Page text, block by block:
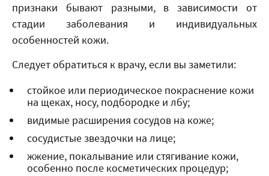
признаки бывают разными, в зависимости от
стадии заболевания и индивидуальных
особенностей кожи.
Следует обратиться к врачу, если вы заметили:
стойкое или периодическое покраснение кожи
на щеках, носу, подбородке и лбу;
видимые расширения сосудов на коже;
сосудистые звездочки на лице;
жжение, покалывание или стягивание кожи,
особенно после косметических процедур;